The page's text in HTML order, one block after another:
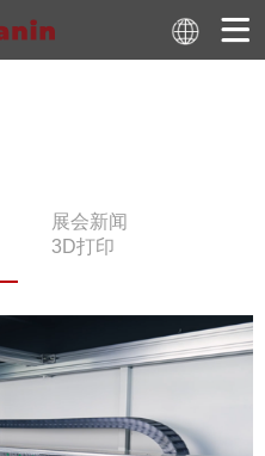
展会新闻
3D打印